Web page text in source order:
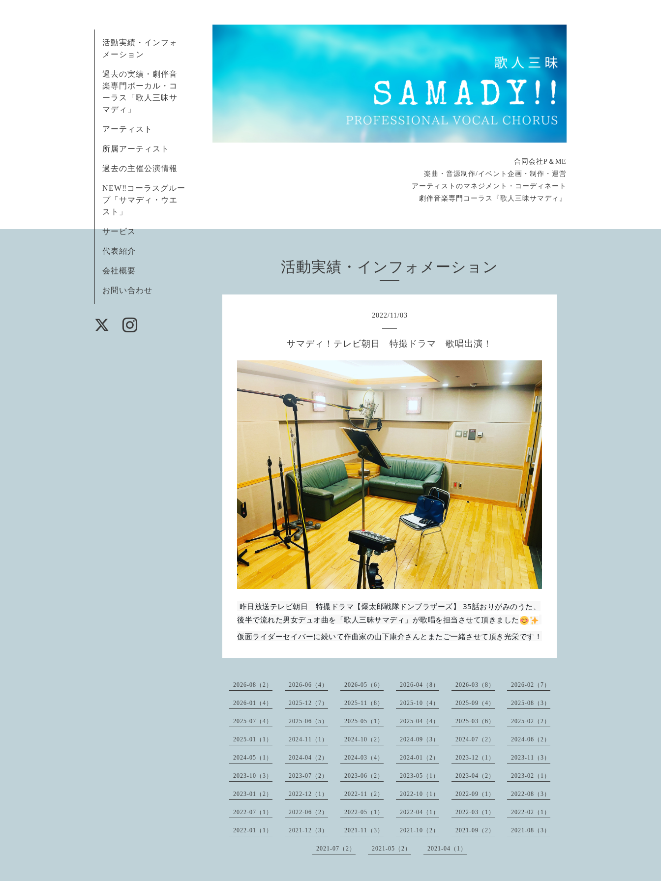
合同会社P＆ME
楽曲・音源制作/イベント企画・制作・運営
アーティストのマネジメント・コーディネート
劇伴音楽専門コーラス『歌人三昧サマディ』
活動実績・インフォ
メーション
過去の実績・劇伴音
楽専門ボーカル・コ
ーラス「歌人三昧サ
マディ」
アーティスト
所属アーティスト
過去の主催公演情報
NEW‼コーラスグルー
プ「サマディ・ウエ
スト」
サービス
代表紹介
会社概要
お問い合わせ
活動実績・インフォメーション
2022/11/03
サマディ！テレビ朝日 特撮ドラマ 歌唱出演！
後半で流れた男女デュオ曲を「歌人三昧サマディ」が歌唱を担当させて頂きました
仮面ライダーセイバーに続いて作曲家の山下康介さんとまたご一緒させて頂き光栄です！
2026-08（2） 2026-06（4） 2026-05（6） 2026-04（8） 2026-03（8） 2026-02（7）
2026-01（4） 2025-12（7） 2025-11（8） 2025-10（4） 2025-09（4） 2025-08（3）
2025-07（4） 2025-06（5） 2025-05（1） 2025-04（4） 2025-03（6） 2025-02（2）
2025-01（1） 2024-11（1） 2024-10（2） 2024-09（3） 2024-07（2） 2024-06（2）
2024-05（1） 2024-04（2） 2024-03（4） 2024-01（2） 2023-12（1） 2023-11（3）
2023-10（3） 2023-07（2） 2023-06（2） 2023-05（1） 2023-04（2） 2023-02（1）
2023-01（2） 2022-12（1） 2022-11（2） 2022-10（1） 2022-09（1） 2022-08（3）
2022-07（1） 2022-06（2） 2022-05（1） 2022-04（1） 2022-03（1） 2022-02（1）
2022-01（1） 2021-12（3） 2021-11（3） 2021-10（2） 2021-09（2） 2021-08（3）
2021-07（2） 2021-05（2） 2021-04（1）